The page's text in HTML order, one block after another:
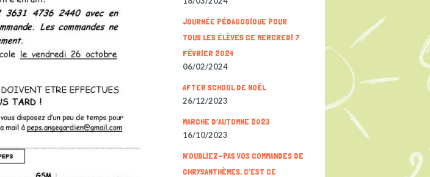
JOURNÉE PÉDAGOGIQUE POUR
TOUS LES ÉLÈVES CE MERCREDI 7
FÉVRIER 2024
06/02/2024
AFTER SCHOOL DE NOËL
26/12/2023
MARCHE D’AUTOMNE 2023
16/10/2023
N’OUBLIEZ-PAS VOS COMMANDES DE
CHRYSANTHÈMES, C’EST CE